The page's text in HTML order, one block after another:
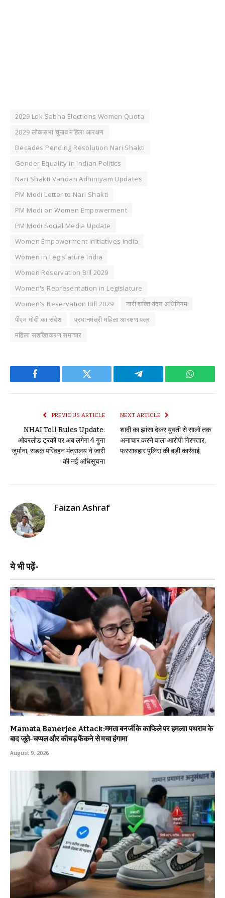
2029 Lok Sabha Elections Women Quota
2029 लोकसभा चुनाव महिला आरक्षण
Decades Pending Resolution Nari Shakti
Gender Equality in Indian Politics
Nari Shakti Vandan Adhiniyam Updates
PM Modi Letter to Nari Shakti
PM Modi on Women Empowerment
PM Modi Social Media Update
Women Empowerment Initiatives India
Women in Legislature India
Women Reservation Bill 2029
Women's Representation in Legislature
Women's Reservation Bill 2029
नारी शक्ति वंदन अधिनियम
पीएम मोदी का संदेश
प्रधानमंत्री महिला आरक्षण पत्र
महिला सशक्तिकरण समाचार
Facebook Twitter Telegram
PREVIOUS ARTICLE
NHAI Toll Rules Update:
ओवरलोड ट्रकों पर अब लगेगा 4 गुना
जुर्माना, सड़क परिवहन मंत्रालय ने जारी
की नई अधिसूचना
NEXT ARTICLE
शादी का झांसा देकर युवती से सालों तक
अनाचार करने वाला आरोपी गिरफ्तार,
फरसाबहार पुलिस की बड़ी कार्रवाई
Faizan Ashraf
ये भी पढ़ें-
Mamata Banerjee Attack:ममता बनर्जी के काफिले पर हमला! पथराव के
बाद जूते-चप्पल और कीचड़ फेंकने से मचा हंगामा
August 9, 2026